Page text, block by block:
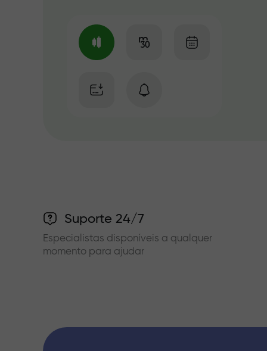
Suporte 24/7
Especialistas disponíveis a qualquer
momento para ajudar